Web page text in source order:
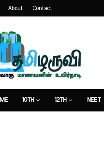
About Contact
10TH 12TH NEET